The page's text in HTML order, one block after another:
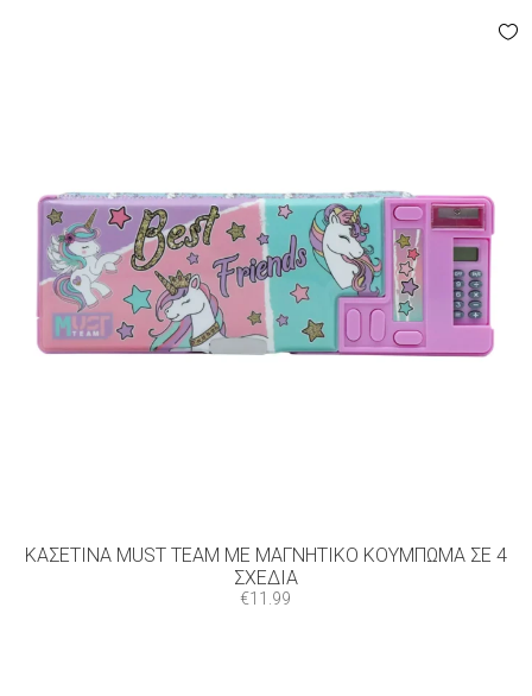
ΚΑΣΕΤΊΝΑ MUST TEAM ΜΕ ΜΑΓΝΗΤΙΚΌ ΚΟΎΜΠΩΜΑ ΣΕ 4
ΣΧΈΔΙΑ
€11.99